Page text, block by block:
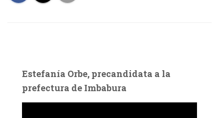
Estefanía Orbe, precandidata a la
prefectura de Imbabura